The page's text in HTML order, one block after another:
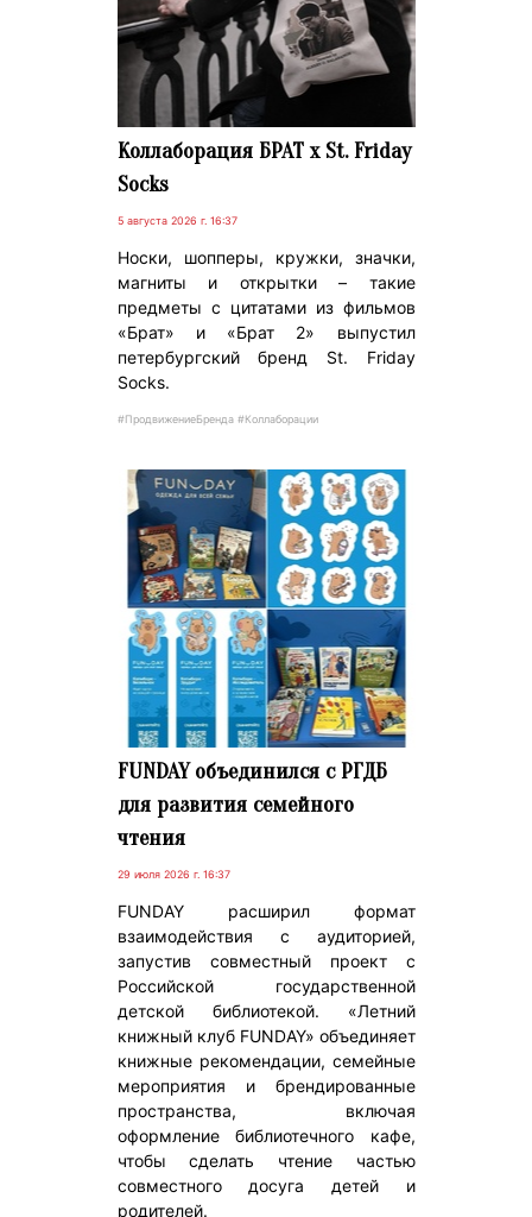
Коллаборация БРАТ x St. Friday
Socks
5 августа 2026 г. 16:37
Носки, шопперы, кружки, значки,
магниты и открытки – такие
предметы с цитатами из фильмов
«Брат» и «Брат 2» выпустил
петербургский бренд St. Friday
Socks.
#ПродвижениеБренда #Коллаборации
FUNDAY объединился с РГДБ
для развития семейного
чтения
29 июля 2026 г. 16:37
FUNDAY расширил формат
взаимодействия с аудиторией,
запустив совместный проект с
Российской государственной
детской библиотекой. «Летний
книжный клуб FUNDAY» объединяет
книжные рекомендации, семейные
мероприятия и брендированные
пространства, включая
оформление библиотечного кафе,
чтобы сделать чтение частью
совместного досуга детей и
родителей.